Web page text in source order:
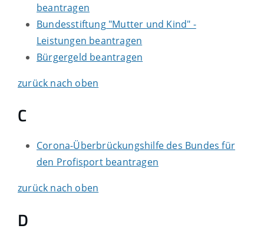
beantragen
Bundesstiftung "Mutter und Kind" -
Leistungen beantragen
Bürgergeld beantragen
zurück nach oben
C
Corona-Überbrückungshilfe des Bundes für
den Profisport beantragen
zurück nach oben
D